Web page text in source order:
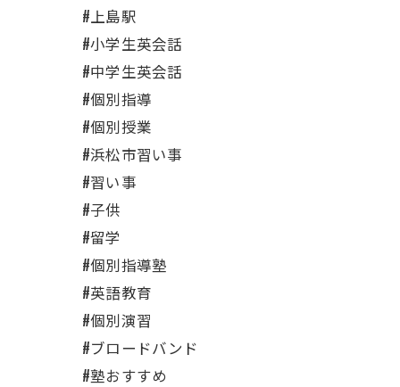
#上島駅
#小学生英会話
#中学生英会話
#個別指導
#個別授業
#浜松市習い事
#習い事
#子供
#留学
#個別指導塾
#英語教育
#個別演習
#ブロードバンド
#塾おすすめ